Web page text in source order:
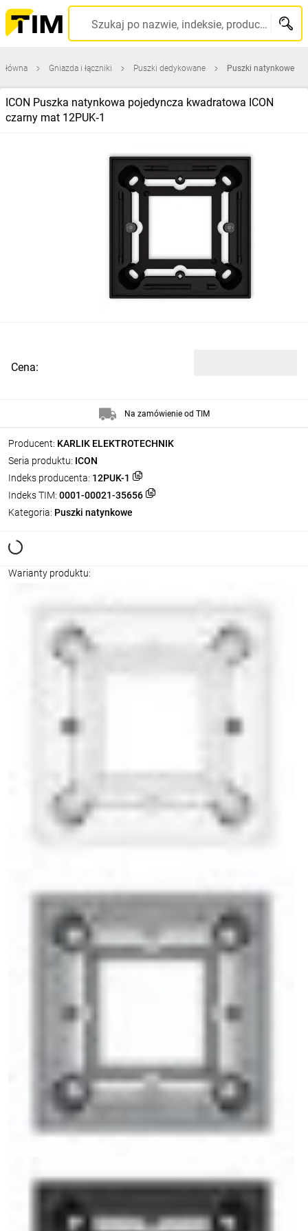
Szukaj po nazwie, indeksie, producencie, kodzie kreskowym...
Gniazda i łączniki Puszki dedykowane Puszki natynkowe
ICON Puszka natynkowa pojedyncza kwadratowa ICON
czarny mat 12PUK‑1
Producent: KARLIK ELEKTROTECHNIK
Seria produktu: ICON
Indeks producenta: 12PUK-1
Indeks TIM: 0001-00021-35656
Kategoria: Puszki natynkowe
Warianty produktu:
Cena:
Na zamówienie od TIM